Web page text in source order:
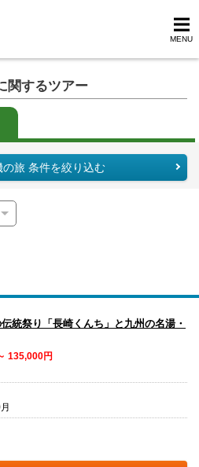
MENU
関するツアー
旅 条件を絞り込む
統祭り「長崎くんち」と九州の名湯・
135,000円